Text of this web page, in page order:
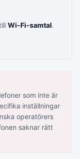
Wi-Fi-samtal.
som inte är
inställningar
operatörers
saknar rätt